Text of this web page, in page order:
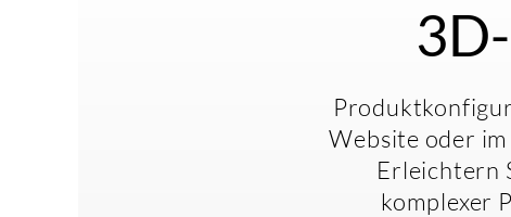
Website oder
Erleichtern
komplexer